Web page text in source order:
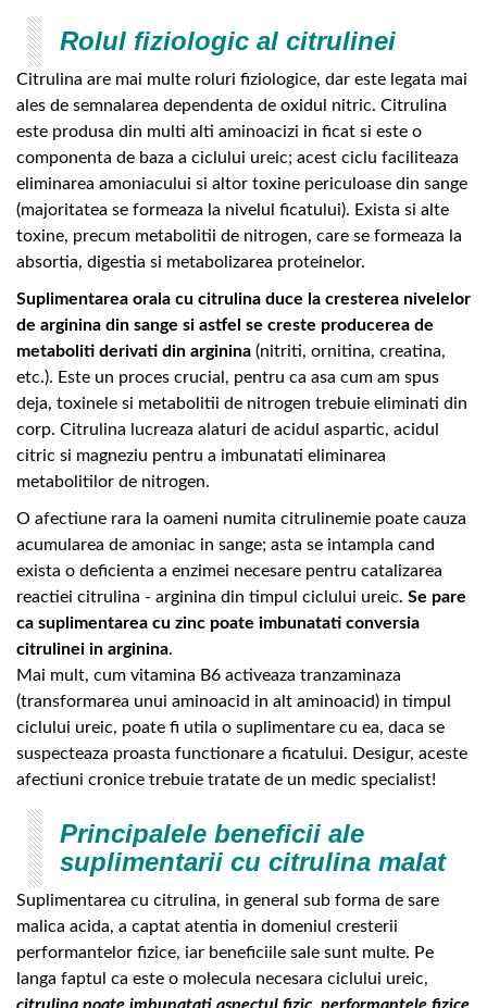
Rolul fiziologic al citrulinei
Citrulina are mai multe roluri fiziologice, dar este legata mai
ales de semnalarea dependenta de oxidul nitric. Citrulina
este produsa din multi alti aminoacizi in ficat si este o
componenta de baza a ciclului ureic; acest ciclu faciliteaza
eliminarea amoniacului si altor toxine periculoase din sange
(majoritatea se formeaza la nivelul ficatului). Exista si alte
toxine, precum metabolitii de nitrogen, care se formeaza la
absortia, digestia si metabolizarea proteinelor.
Suplimentarea orala cu citrulina duce la cresterea nivelelor
de arginina din sange si astfel se creste producerea de
metaboliti derivati din arginina (nitriti, ornitina, creatina,
etc.). Este un proces crucial, pentru ca asa cum am spus
deja, toxinele si metabolitii de nitrogen trebuie eliminati din
corp. Citrulina lucreaza alaturi de acidul aspartic, acidul
citric si magneziu pentru a imbunatati eliminarea
metabolitilor de nitrogen.
O afectiune rara la oameni numita citrulinemie poate cauza
acumularea de amoniac in sange; asta se intampla cand
exista o deficienta a enzimei necesare pentru catalizarea
reactiei citrulina - arginina din timpul ciclului ureic. Se pare
ca suplimentarea cu zinc poate imbunatati conversia
citrulinei in arginina.
Mai mult, cum vitamina B6 activeaza tranzaminaza
(transformarea unui aminoacid in alt aminoacid) in timpul
ciclului ureic, poate fi utila o suplimentare cu ea, daca se
suspecteaza proasta functionare a ficatului. Desigur, aceste
afectiuni cronice trebuie tratate de un medic specialist!
Principalele beneficii ale
suplimentarii cu citrulina malat
Suplimentarea cu citrulina, in general sub forma de sare
malica acida, a captat atentia in domeniul cresterii
performantelor fizice, iar beneficiile sale sunt multe. Pe
langa faptul ca este o molecula necesara ciclului ureic,